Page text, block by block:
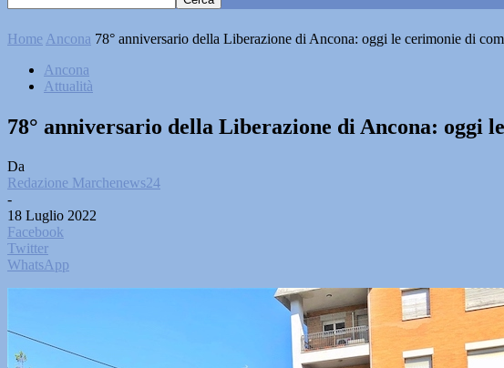
Home Ancona 78° anniversario della Liberazione di Ancona: oggi le cerimonie di
Ancona
Attualità
78° anniversario della Liberazione di Ancona: oggi
Da
Redazione Marchenews24
-
18 Luglio 2022
Facebook
Twitter
WhatsApp